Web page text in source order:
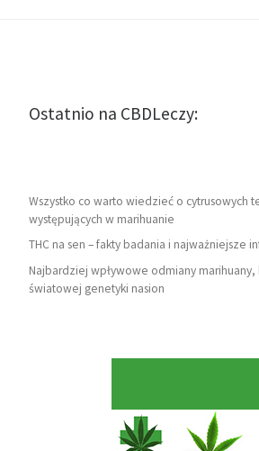
Ostatnio na CBDLeczy:
Wszystko co warto wiedzieć o cytrusowych
występujących w marihuanie
THC na sen – fakty badania i najważniejsze
Najbardziej wpływowe odmiany
światowej genetyki nasion